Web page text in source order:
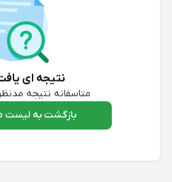
نتیجه ای
متاسفانه نتیجه
بازگشت به لیست